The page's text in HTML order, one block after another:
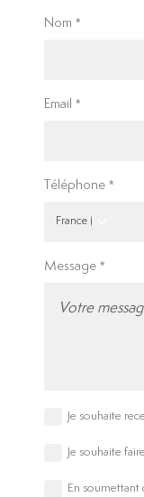
Nom
Email
Téléphone
Message
Je souhaite
Je souhaite faire
En soumettant